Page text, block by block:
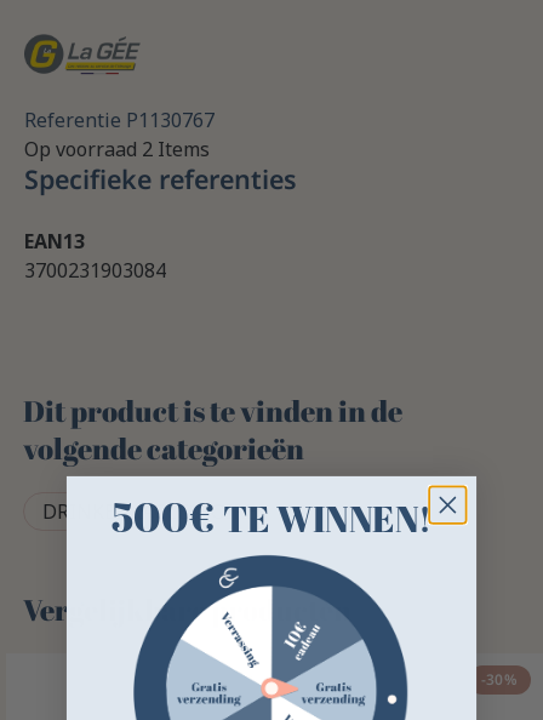
Referentie P1130767
Op voorraad 2 Items
Specifieke referenties
EAN13
3700231903084
Dit product is te vinden in de
volgende categorieën
DRINKBAKACCESSOIRES
Vergelijkbare producten
-30%
500€ TE WINNEN!